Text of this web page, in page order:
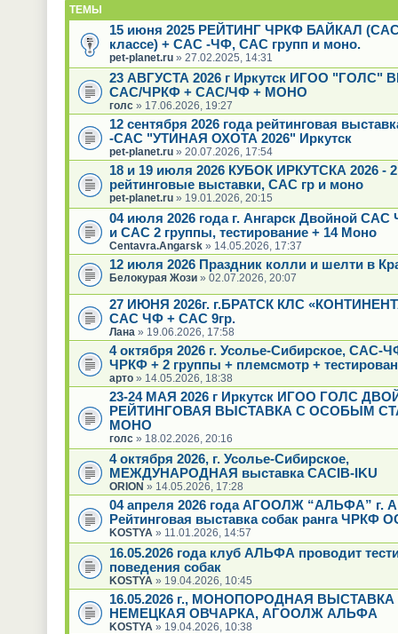
ТЕМЫ
15 июня 2025 РЕЙТИНГ ЧРКФ БАЙКАЛ
классе) + САС -ЧФ, САС групп и моно.
pet-planet.ru» 27.02.2025, 14:31
23 АВГУСТА 2026 г Иркутск ИГОО "ГОЛС"
САС/ЧРКФ + САС/ЧФ + МОНО
голс» 17.06.2026, 19:27
12 сентября 2026 года рейтинговая
-САС "УТИНАЯ ОХОТА 2026" Иркутск
pet-planet.ru» 20.07.2026, 17:54
18 и 19 июля 2026 КУБОК ИРКУТСКА 2026 - 2
рейтинговые выставки, САС гр и моно
pet-planet.ru» 19.01.2026, 20:15
04 июля 2026 года г. Ангарск Двойной
и САС 2 группы, тестирование + 14 Моно
Centavra.Angarsk» 14.05.2026, 17:37
12 июля 2026 Праздник колли и шелти в
Белокурая Жози» 02.07.2026, 20:07
27 ИЮНЯ 2026г. г.БРАТСК КЛС
САС ЧФ + САС 9гр.
Лана » 19.06.2026, 17:58
4 октября 2026 г. Усолье-Сибирское, САС-
ЧРКФ + 2 группы + племсмотр +
арто» 14.05.2026, 18:38
23-24 МАЯ 2026 г Иркутск ИГОО ГОЛС
РЕЙТИНГОВАЯ ВЫСТАВКА С ОСОБЫМ
МОНО
голс» 18.02.2026, 20:16
4 октября 2026, г. Усолье-Сибирское,
МЕЖДУНАРОДНАЯ выставка CACIB-IKU
ORION » 14.05.2026, 17:28
04 апреля 2026 года АГООЛЖ “АЛЬФА” г.
Рейтинговая выставка собак ранга ЧРКФ
KOSTYA » 11.01.2026, 14:57
16.05.2026 года клуб АЛЬФА проводит
поведения собак
KOSTYA » 19.04.2026, 10:45
16.05.2026 г., МОНОПОРОДНАЯ ВЫСТАВКА
НЕМЕЦКАЯ ОВЧАРКА, АГООЛЖ АЛЬФА
KOSTYA » 19.04.2026, 10:38